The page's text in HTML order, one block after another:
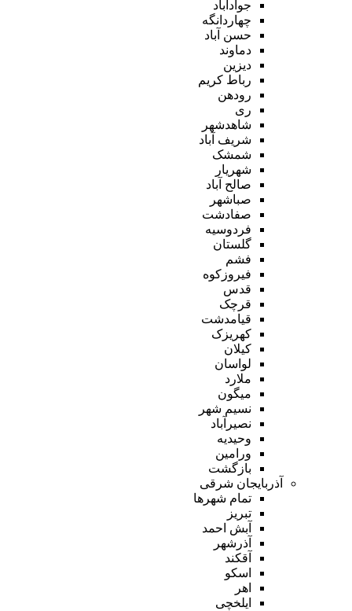
جوادآباد
چهاردانگه
حسن آباد
دماوند
دیزین
رباط کریم
رودهن
ری
شاهدشهر
شریف آباد
شمشک
شهریار
صالح آباد
صباشهر
صفادشت
فردوسیه
گلستان
فشم
فیروزکوه
قدس
قرچک
قیامدشت
کهریزک
کیلان
لواسان
ملارد
میگون
نسیم شهر
نصیرآباد
وحیدیه
ورامین
بازگشت
آذربایجان شرقی
تمام شهر‌ها
تبریز
آبش احمد
آذرشهر
آقکند
اسکو
اهر
ایلخچی